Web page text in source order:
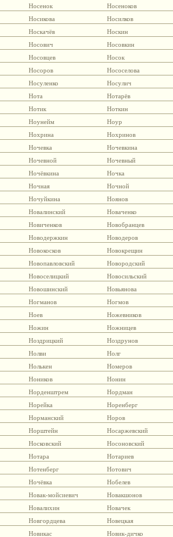
Носенок Носеноков
Носикова Носилков
Носкачёв Носкин
Носович Носовкин
Носовцев Носок
Носоров Нососелова
Носуленко Носулич
Нота Нотарёв
Нотик Ноткин
Ноунейм Ноур
Нохрина Нохринов
Ночевка Ночевкина
Ночевной Ночевный
Ночёвкина Ночка
Ночная Ночной
Ночуйкина Ноянов
Новалинский Новаченко
Новиченков Новобранцев
Новодержкин Новодеров
Новокосков Новокрещин
Новопавловский Новородский
Новоселицкий Новосильский
Новошинский Новьянова
Ногманов Ногмов
Ноев Ножевников
Ножин Ножницев
Ноздрицкий Ноздрунов
Нолви Нолг
Нолькен Номеров
Ноников Нонин
Норденштрем Нордман
Норейка Норенберг
Норманский Норов
Норштейн Носаржевский
Носковский Носоновский
Нотара Нотариев
Нотенберг Нотович
Ночёвка Нобелев
Новак-мойсиевич Новакшонов
Новалихин Новачек
Новгордцева Новецкая
Новикас Новик-дичко